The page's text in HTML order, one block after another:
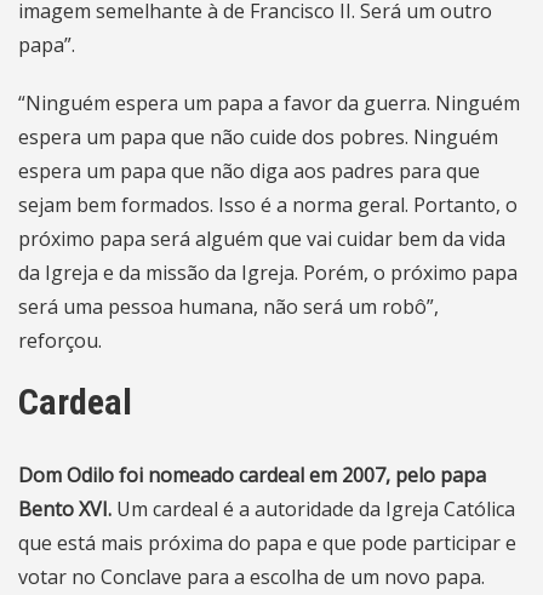
imagem semelhante à de Francisco II. Será um outro
papa”.
“Ninguém espera um papa a favor da guerra. Ninguém
espera um papa que não cuide dos pobres. Ninguém
espera um papa que não diga aos padres para que
sejam bem formados. Isso é a norma geral. Portanto, o
próximo papa será alguém que vai cuidar bem da vida
da Igreja e da missão da Igreja. Porém, o próximo papa
será uma pessoa humana, não será um robô”,
reforçou.
Cardeal
Dom Odilo foi nomeado cardeal em 2007, pelo papa
Bento XVI. Um cardeal é a autoridade da Igreja Católica
que está mais próxima do papa e que pode participar e
votar no Conclave para a escolha de um novo papa.